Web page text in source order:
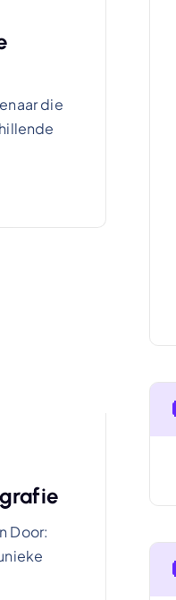
die
Door: